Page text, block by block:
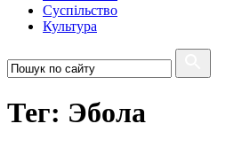
Суспiльство
Культура
Тег: Эбола